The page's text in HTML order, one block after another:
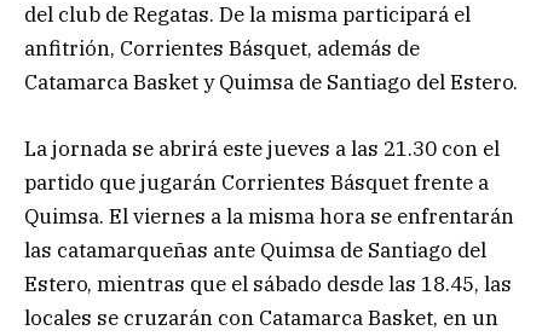
del club de Regatas. De la misma participará el
anfitrión, Corrientes Básquet, además de
Catamarca Basket y Quimsa de Santiago del Estero.
La jornada se abrirá este jueves a las 21.30 con el
partido que jugarán Corrientes Básquet frente a
Quimsa. El viernes a la misma hora se enfrentarán
las catamarqueñas ante Quimsa de Santiago del
Estero, mientras que el sábado desde las 18.45, las
locales se cruzarán con Catamarca Basket, en un